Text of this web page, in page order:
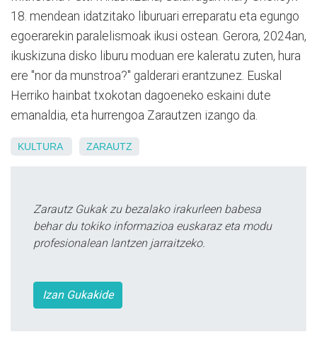
18. mendean idatzitako liburuari erreparatu eta egungo
egoerarekin paralelismoak ikusi ostean. Gerora, 2024an,
ikuskizuna disko liburu moduan ere kaleratu zuten, hura
ere "nor da munstroa?" galderari erantzunez. Euskal
Herriko hainbat txokotan dagoeneko eskaini dute
emanaldia, eta hurrengoa Zarautzen izango da.
KULTURA ZARAUTZ
Zarautz Gukak zu bezalako irakurleen babesa
behar du tokiko informazioa euskaraz eta modu
profesionalean lantzen jarraitzeko.
Izan Gukakide